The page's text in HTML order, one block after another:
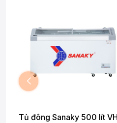
Tủ đông Sanaky 500 lít